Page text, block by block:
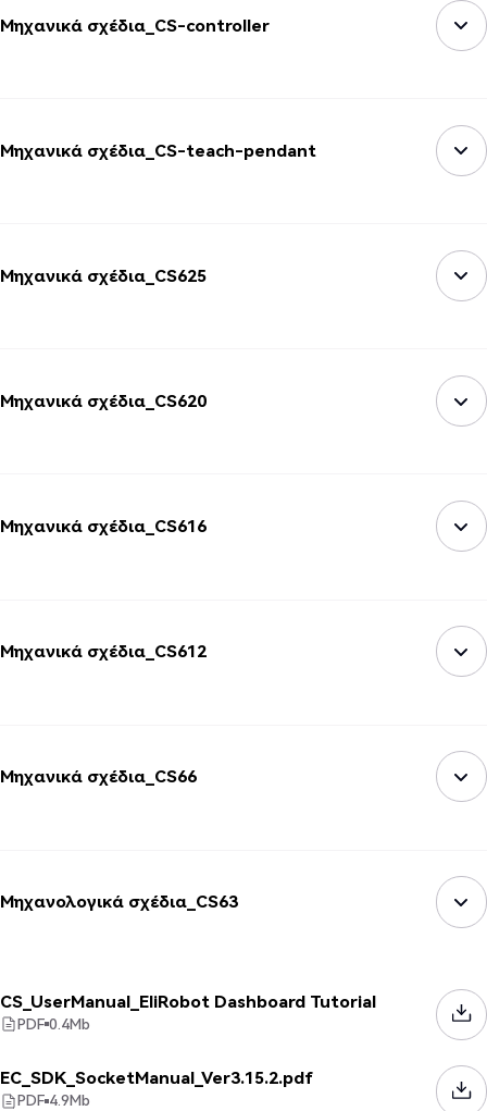
Μηχανικά σχέδια_CS-controller
Μηχανικά σχέδια_CS-teach-pendant
Μηχανικά σχέδια_CS625
Μηχανικά σχέδια_CS620
Μηχανικά σχέδια_CS616
Μηχανικά σχέδια_CS612
Μηχανικά σχέδια_CS66
Μηχανολογικά σχέδια_CS63
CS_UserManual_EliRobot Dashboard Tutorial
PDF 0.4Mb
EC_SDK_SocketManual_Ver3.15.2.pdf
PDF 4.9Mb